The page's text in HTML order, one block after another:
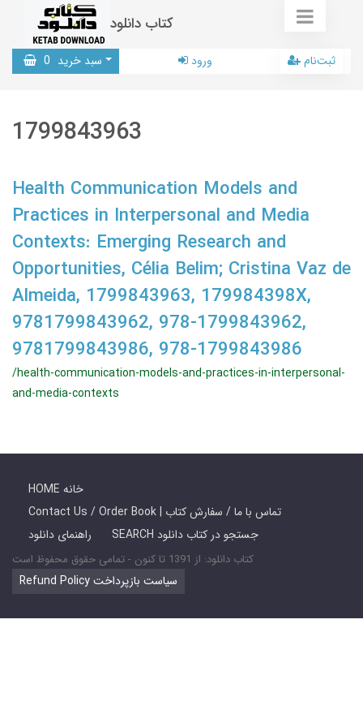
کتاب دانلود
سبد خرید 0 ورود ثبت‌نام
1799843963
Health Communication Models and
Practices in Interpersonal and Media
Contexts: Emerging Research and
Opportunities, Célia Belim; Cristina Vaz de
Almeida, 1799843963, 179984398X,
9781799843962, 978-1799843962,
9781799843986, 978-1799843986
/health-communication-models-and-practices-in-interpersonal-
and-media-contexts
HOME خانه
Contact Us / Order Book | تماس با ما / سفارش کتاب
راهنمای دانلود
SEARCH جستجو در کتاب دانلود
کتاب دانلود: از 1391 تا کنون - تمامی حقوق محفوظ است
Refund Policy سیاست بازپرداخت